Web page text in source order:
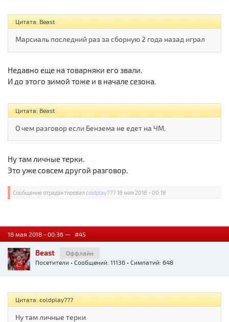
Цитата: Beast
Марсиаль последний раз за сборную 2 года назад играл
Недавно еще на товарняки его звали.
И до этого зимой тоже и в начале сезона.
Цитата: Beast
О чем разговор если Бензема не едет на ЧМ.
Ну там личные терки.
Это уже совсем другой разговор.
Сообщение отредактировалcoldplay777 18 мая 2018 - 00:18
18 мая 2018 - 00:36 — #45
Beast
Оффлайн
Посетители • Сообщений: 11136 • Симпатий: 648
Цитата: coldplay777
Ну там личные терки